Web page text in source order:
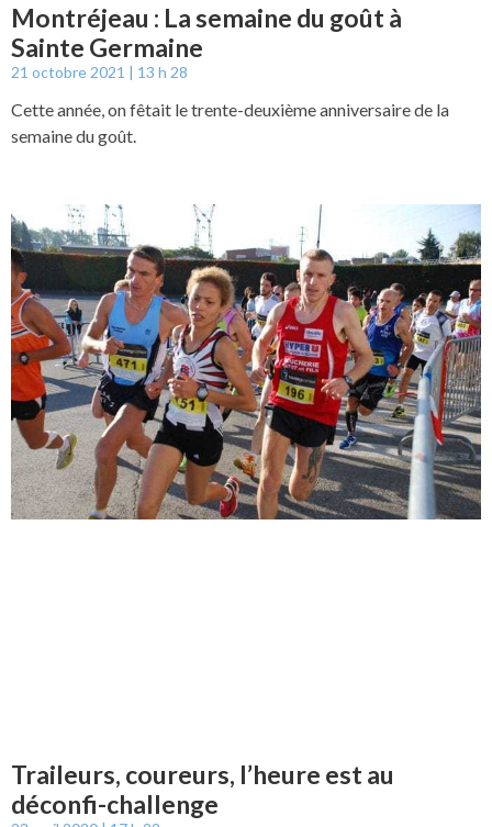
Montréjeau : La semaine du goût à
Sainte Germaine
21 octobre 2021 13 h 28
Cette année, on fêtait le trente-deuxième anniversaire de la
semaine du goût.
Traileurs, coureurs, l’heure est au
déconfi-challenge